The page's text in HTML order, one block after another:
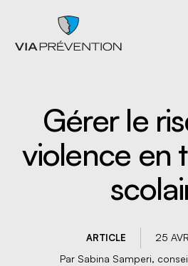
Trouver votre
Gérer le
violence en
ARTICLE
25
Par Sabina Samperi,